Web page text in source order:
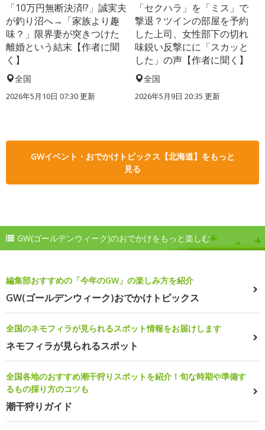
「10万円無断決済!?」誠実夫
が釣り沼へ→「家族より趣
味？」限界妻が突きつけた
離婚という結末【作者に聞
く】
全国
2026年5月10日 07:30 更新
「セクハラ」を「ミス」で
撃退？ツインの部屋を予約
した上司、女性部下の切れ
味鋭い反撃にに「スカッと
した」の声【作者に聞く】
全国
2026年5月9日 20:35 更新
GWイベント・おでかけトピックス【北海道】をもっと
見る
GW(ゴールデンウィーク)のおでかけをもっと楽しむ
編集部おすすめの「今年のGW」の楽しみ方を紹介
GW(ゴールデンウィーク)おでかけトピックス
全国のネモフィラが見られるスポット情報をお届けします
ネモフィラが見られるスポット
全国各地のおすすめ潮干狩りスポットを紹介！旬な時期や準備す
るもの採り方のコツも
潮干狩りガイド